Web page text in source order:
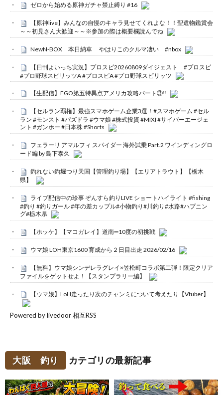
ゼロから始める原神ガチャ禁止縛り #16
【原神live】みんなの自慢のキャラ見せてくれよな！！聖遺物鑑賞会
～～初見さん大歓迎～～※参加の際は概要欄読んでね
NewN-BOX 本日納車 やはりこのクルマ凄い #nbox
【日刊よいっち実況】プロスピ20260809ダイジェスト #プロスピ
#プロ野球スピリッツA #プロスピA #プロ野球スピリッツ
【生配信】FGO第五特異点アメリカ攻略パート③‼️
【セルラン覇権】最強スマホゲーム企業3選！#スマホゲーム #セル
ラン #モンスト #パズドラ #ウマ娘 #株式投資 #MIXI #サイバーエージェ
ント #ガンホー #日本株 #Shorts
フェラーリ アマルフィ スパイダー 海外試乗 Part.2 ワインディングロ
ード編 by 島下泰久
釣れない釣堀つり天国【管理釣り場】【エリアトラウト】【栃木
県】
ライブ配信中の珍事 ぞんすら釣りLIVE ショートハイライト #fishing
#釣り #釣りガール #年の差カップル#小物釣り#川釣り#水路#ハプニン
グ#栃木県
【ホッケ】【マコガレイ】道南➖10度の初挑戦
ウマ娘 LOH東京1600 育成から２日目出走 2026/02/16
【無料】ウマ娘シンデレラグレイ×笠松町コラボ第二弾！限定クリア
ファイルをゲットせよ！【スタンプラリー編】
【ウマ娘】LoH走ったり次のチャンミについて考えたり【Vtuber】
Powered by livedoor 相互RSS
大阪 釣り カテゴリの最新記事